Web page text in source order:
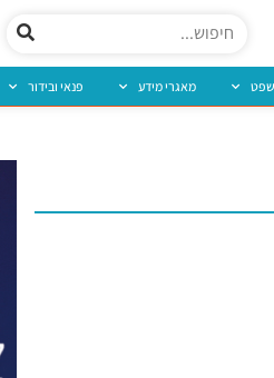
מאגרי מידע פנאי ובידור